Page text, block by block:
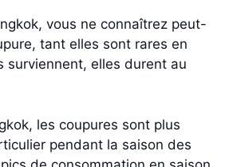
vous ne connaîtrez peut-
tant elles sont rares en
surviennent, elles durent au
les coupures sont plus
pendant la saison des